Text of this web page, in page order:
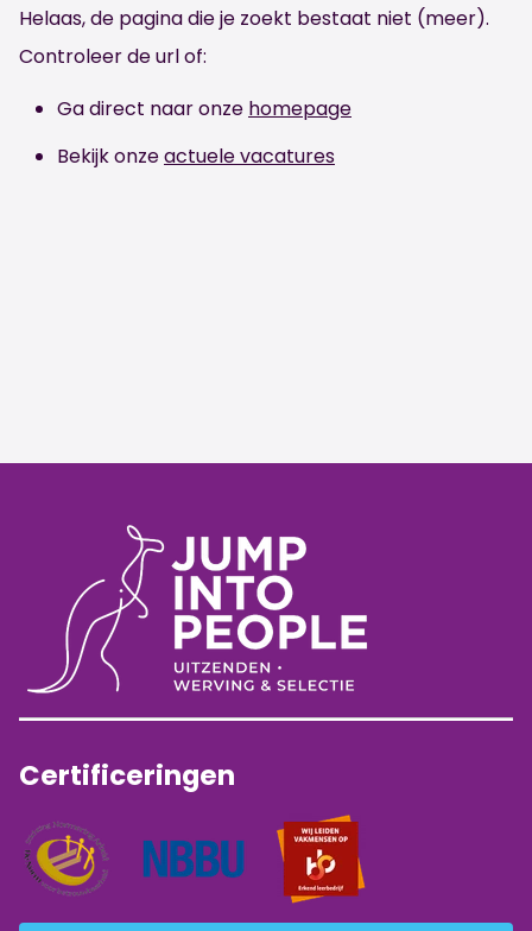
Helaas, de pagina die je zoekt bestaat niet (meer).
Controleer de url of:
Ga direct naar onze homepage
Bekijk onzeactuele vacatures
Certificeringen